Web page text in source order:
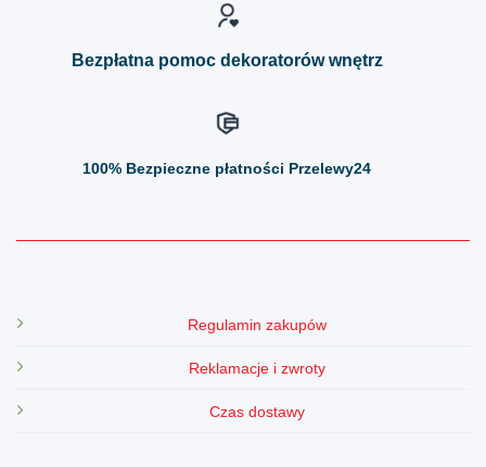
Bezpłatna pomoc dekoratorów wnętrz
100% Bezpieczne płatności Przelewy24
Regulamin zakupów
Reklamacje i zwroty
Czas dostawy